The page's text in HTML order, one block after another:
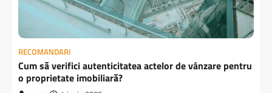
RECOMANDARI
Cum să verifici autenticitatea actelor de vânzare pentru
o proprietate imobiliară?